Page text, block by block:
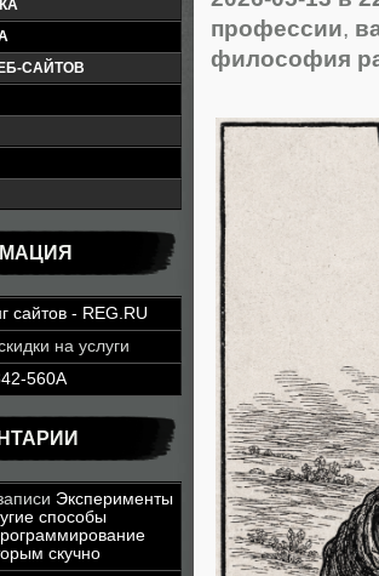
САЙТОВ
сайтов - REG.RU
на услуги
560A
Эксперименты
способы
скучно
профессии,
философия